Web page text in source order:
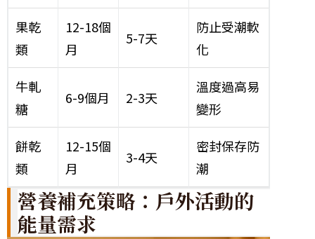
果乾
類
12-18個
月
5-7天
防止受潮軟
化
牛軋
糖
6-9個月 2-3天
溫度過高易
變形
餅乾
類
12-15個
月
3-4天
密封保存防
潮
營養補充策略：戶外活動的
能量需求